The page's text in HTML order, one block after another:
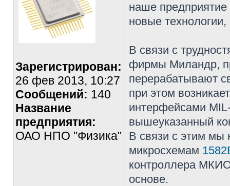
Зарегистрирован:
26 фев 2013, 10:27
Сообщений: 140
Название
предприятия:
ОАО НПО "Физика"
наше
новые
В связи с
фирмы Миландр,
перерабатывают
при этом
интерфейсами
вышеуказанный
В связи с этим мы
микросхемам
контроллера
основе.